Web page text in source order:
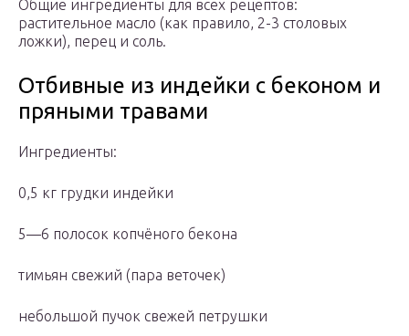
Общие ингредиенты для всех рецептов:
растительное масло (как правило, 2-3 столовых
ложки), перец и соль.
Отбивные из индейки с беконом и
пряными травами
Ингредиенты:
0,5 кг грудки индейки
5—6 полосок копчёного бекона
тимьян свежий (пара веточек)
небольшой пучок свежей петрушки